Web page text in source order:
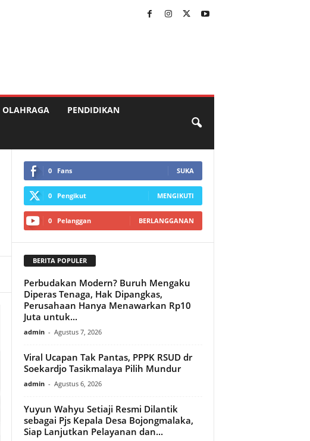
OLAHRAGA PENDIDIKAN
0 Fans SUKA
0 Pengikut MENGIKUTI
0 Pelanggan BERLANGGANAN
BERITA POPULER
Perbudakan Modern? Buruh Mengaku
Diperas Tenaga, Hak Dipangkas,
Perusahaan Hanya Menawarkan Rp10
Juta untuk...
admin - Agustus 7, 2026
Viral Ucapan Tak Pantas, PPPK RSUD dr
Soekardjo Tasikmalaya Pilih Mundur
admin - Agustus 6, 2026
Yuyun Wahyu Setiaji Resmi Dilantik
sebagai Pjs Kepala Desa Bojongmalaka,
Siap Lanjutkan Pelayanan dan...